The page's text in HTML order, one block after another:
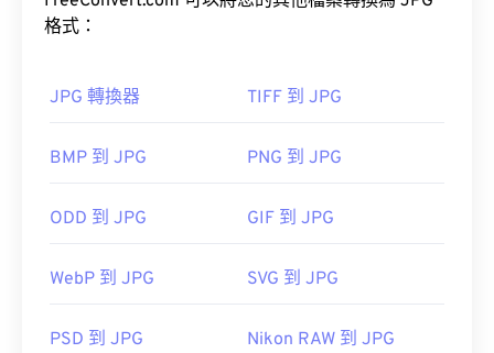
WebP ，WebP 是一種更新、更易壓縮的檔案格式。
如何開啟 JPG 檔案檔案？
JPG 檔案。通常情況下，只需雙擊 JPG 文件，即可
格式：
JPG 轉換器 TIFF 到 JPG
BMP 到 JPG PNG 到 JPG
ODD 到 JPG GIF 到 JPG
WebP 到 JPG SVG 到 JPG
PSD 到 JPG Nikon RAW 到 JPG